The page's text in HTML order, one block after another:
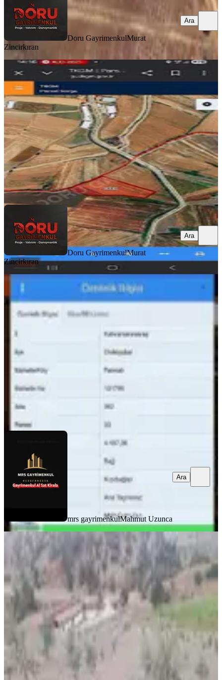
Doru GayrimenkulMurat
Zincirkıran
Ara
Önsende Acil Satlık 1912 M² Arsa
Onikişubat, Yeşilyurt Mahallesi
1915 m²·1.358/m² 06.02.2026
2.600.000 ₺
Doru GayrimenkulMurat Zincirkıran
Ara
Doru GayrimenkulMurat
Zincirkıran
Ara
Mrs Gayrimenkul Emlak
Danışmanın.dan Satılık Bağ
Onikişubat, Fatmalı Mahallesi
715/m²·06.01.2026
mrs gayrimenkulMahmut Uzunca
Ara
Mrs Gayrimenkul Dan Satılık
Zeytinlik
Onikişubat, Bulutoğlu Mahallesi
10500 m²· 2.857/m² ·03.01.2026
30.000.000 ₺
mrs gayrimenkul
Ara